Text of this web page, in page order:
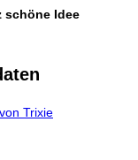
schöne Idee
Trixie